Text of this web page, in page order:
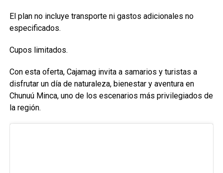
El plan no incluye transporte ni gastos adicionales no
especificados.
Cupos limitados.
Con esta oferta, Cajamag invita a samarios y turistas a
disfrutar un día de naturaleza, bienestar y aventura en
Chunuú Minca, uno de los escenarios más privilegiados de
la región.